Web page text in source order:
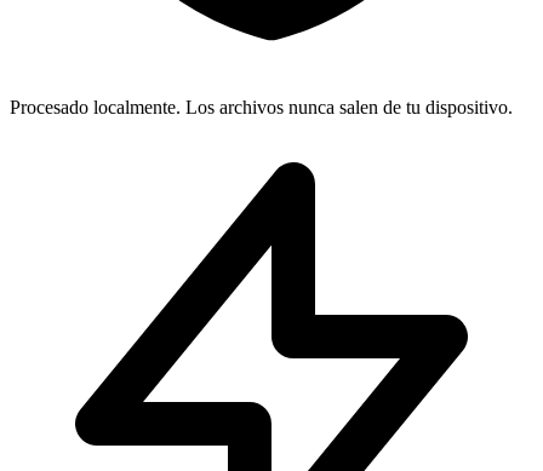
Procesado localmente. Los archivos nunca salen de tu dispositivo.